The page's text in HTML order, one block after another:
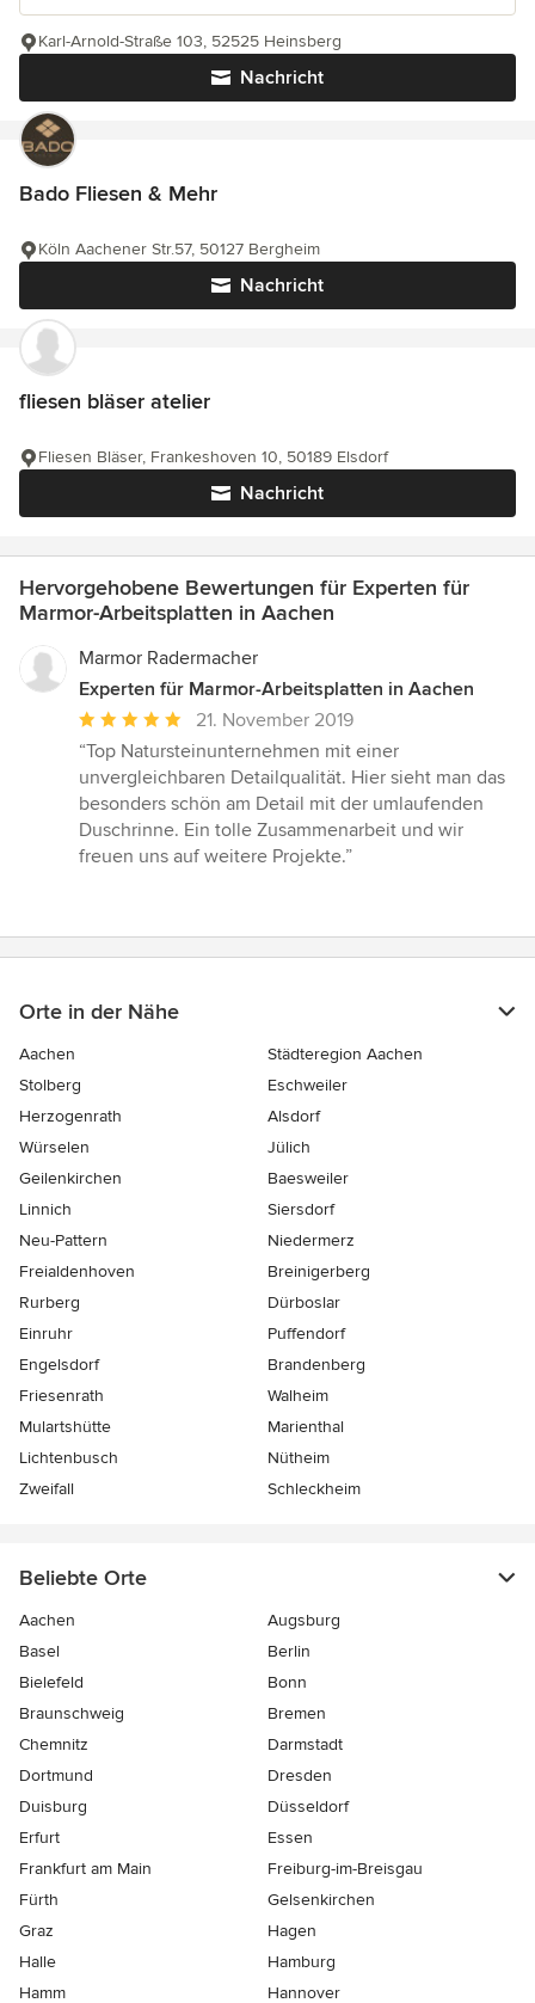
Nachricht
Karl-Arnold-Straße 103, 52525 Heinsberg
Bado Fliesen & Mehr
Nachricht
Köln Aachener Str.57, 50127 Bergheim
fliesen bläser atelier
Nachricht
Fliesen Bläser, Frankeshoven 10, 50189 Elsdorf
Hervorgehobene Bewertungen für Experten für
Marmor-Arbeitsplatten in Aachen
Marmor Radermacher
Experten für Marmor-Arbeitsplatten in Aachen
Durchschnittliche
Bewertung:
5
von
5
Sternen
21. November 2019
“Top Natursteinunternehmen mit einer
unvergleichbaren Detailqualität. Hier sieht man das
besonders schön am Detail mit der umlaufenden
Duschrinne. Ein tolle Zusammenarbeit und wir
freuen uns auf weitere Projekte.”
Orte in der Nähe
Aachen
Städteregion Aachen
Stolberg
Eschweiler
Herzogenrath
Alsdorf
Würselen
Jülich
Geilenkirchen
Baesweiler
Linnich
Siersdorf
Neu-Pattern
Niedermerz
Freialdenhoven
Breinigerberg
Rurberg
Dürboslar
Einruhr
Puffendorf
Engelsdorf
Brandenberg
Friesenrath
Walheim
Mulartshütte
Marienthal
Lichtenbusch
Nütheim
Zweifall
Schleckheim
Beliebte Orte
Aachen
Augsburg
Basel
Berlin
Bielefeld
Bonn
Braunschweig
Bremen
Chemnitz
Darmstadt
Dortmund
Dresden
Duisburg
Düsseldorf
Erfurt
Essen
Frankfurt am Main
Freiburg-im-Breisgau
Fürth
Gelsenkirchen
Graz
Hagen
Halle
Hamburg
Hamm
Hannover